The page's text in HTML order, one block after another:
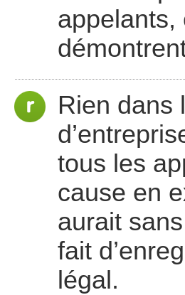
appelants,
Rien dans
tous les
cause en
aurait
fait
légal.